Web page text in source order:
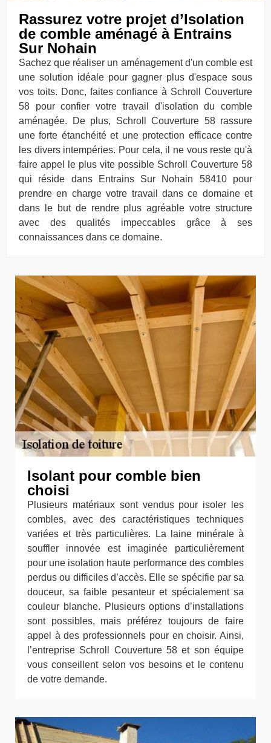
Rassurez votre projet d’Isolation
de comble aménagé à Entrains
Sur Nohain
Sachez que réaliser un aménagement d'un comble est
une solution idéale pour gagner plus d'espace sous
vos toits. Donc, faites confiance à Schroll Couverture
58 pour confier votre travail d'isolation du comble
aménagée. De plus, Schroll Couverture 58 rassure
une forte étanchéité et une protection efficace contre
les divers intempéries. Pour cela, il ne vous reste qu'à
faire appel le plus vite possible Schroll Couverture 58
qui réside dans Entrains Sur Nohain 58410 pour
prendre en charge votre travail dans ce domaine et
dans le but de rendre plus agréable votre structure
avec des qualités impeccables grâce à ses
connaissances dans ce domaine.
Isolant pour comble bien
choisi
Plusieurs matériaux sont vendus pour isoler les
combles, avec des caractéristiques techniques
variées et très particulières. La laine minérale à
souffler innovée est imaginée particulièrement
pour une isolation haute performance des combles
perdus ou difficiles d’accès. Elle se spécifie par sa
douceur, sa faible pesanteur et spécialement sa
couleur blanche. Plusieurs options d’installations
sont possibles, mais préférez toujours de faire
appel à des professionnels pour en choisir. Ainsi,
l’entreprise Schroll Couverture 58 et son équipe
vous conseillent selon vos besoins et le contenu
de votre demande.